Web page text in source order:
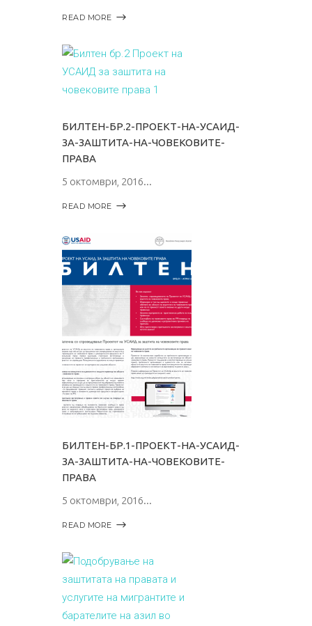
READ MORE
БИЛТЕН-БР.2-ПРОЕКТ-НА-УСАИД-
ЗА-ЗАШТИТА-НА-ЧОВЕКОВИТЕ-
ПРАВА
5 октомври, 2016
READ MORE
БИЛТЕН-БР.1-ПРОЕКТ-НА-УСАИД-
ЗА-ЗАШТИТА-НА-ЧОВЕКОВИТЕ-
ПРАВА
5 октомври, 2016
READ MORE